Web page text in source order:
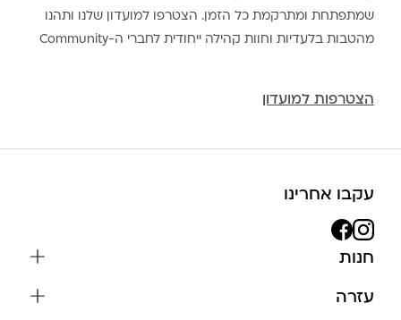
שמתפתחת ומתרקמת כל הזמן. הצטרפו למועדון שלנו ותהנו
מהטבות בלעדיות וחוות קהילה ייחודית לחברי ה-Community
הצטרפות למועדון
עקבו אחרינו
חנות
עזרה